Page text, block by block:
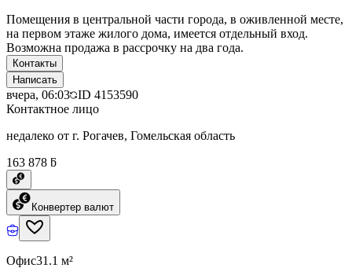
Помещения в центральной части города, в оживленной месте,
на первом этаже жилого дома, имеется отдельный вход.
Возможна продажа в рассрочку на два года.
Контакты
Написать
вчера, 06:03 ID 4153590
Контактное лицо
недалеко от г. Рогачев, Гомельская область
163 878 ƃ
Конвертер валют
Офис31.1 м²